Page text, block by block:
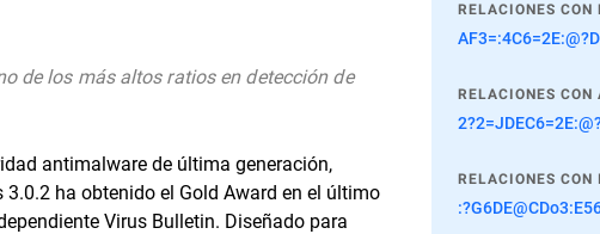
de los más altos ratios en detección de
antimalware de última generación,
ha obtenido el Gold Award en el último
Virus Bulletin. Diseñado para
RELACIONES CON
RELACIONES CON
RELACIONES CON